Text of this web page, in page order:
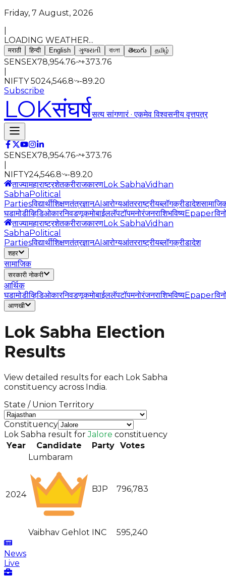
Friday, 7 August, 2026
LOADING WEATHER...
मराठी हिन्दी English ગુજરાતી বাংলা తెలుగు தமிழ்
SENSEX78,954.76 +373.76
NIFTY 5024,546.8
-89.20
Subscribe
LOKसंघर्षसत्य सांगणारं · एकमेव विश्वसनीय वृत्तपत्र
SENSEX78,954.76 +373.76
NIFTY24,546.8
-89.20
ताज्यामहाराष्ट्रशेतकरीराजकारणLok SabhaVidhan
SabhaPolitical
Partiesविद्यार्थीशिक्षणतंत्रज्ञानAIआरोग्यआंतरराष्ट्रीयब्लॉगक्रीडादेश
घडामोडीव्हिडिओकारनिवडणूकमोबाईललॅपटॉपमनोरंजनराशिभविष्यEpaper
ताज्यामहाराष्ट्रशेतकरीराजकारणLok SabhaVidhan
SabhaPolitical
Partiesविद्यार्थीशिक्षणतंत्रज्ञानAIआरोग्यआंतरराष्ट्रीयब्लॉगक्रीडादेश
शहर
सामाजिक
सरकारी नोकरी
आर्थिक
घडामोडीव्हिडिओकारनिवडणूकमोबाईललॅपटॉपमनोरंजनराशिभविष्यEpaper
आणखी
Lok Sabha Election
Results
View detailed results for each Lok Sabha
constituency across India.
State / Union Territory
Constituency
Lok Sabha result for Jalore constituency
Year
Candidate Party Votes
2024
Lumbaram
BJP 796,783
Vaibhav Gehlot INC 595,240
News
Live